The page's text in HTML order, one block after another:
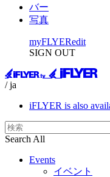
バー
写真
myFLYERedit
SIGN OUT
/ ja
iFLYER is also
Search All
Events
イベント